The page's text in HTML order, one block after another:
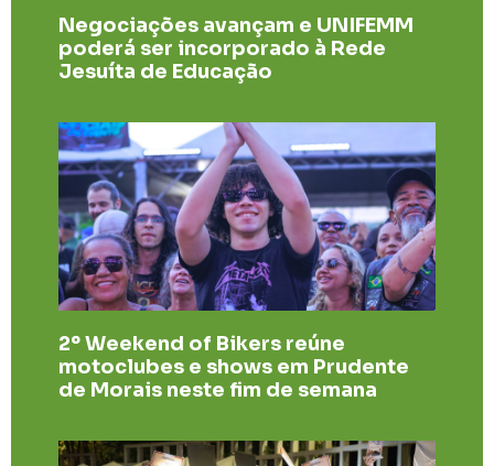
Negociações avançam e UNIFEMM
poderá ser incorporado à Rede
Jesuíta de Educação
2º Weekend of Bikers reúne
motoclubes e shows em Prudente
de Morais neste fim de semana